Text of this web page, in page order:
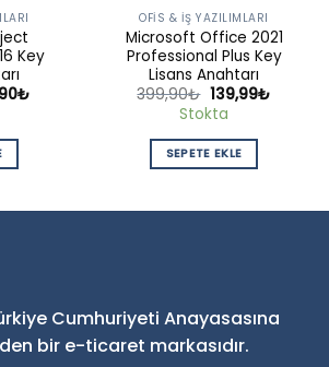
Key
₺
OFIS & İŞ YAZILIMLARI
Microsoft Office 2021
Professional Plus Key
Lisans Anahtarı
399,90₺ Orijinal
fiyat:
399,90₺.
139,99₺Şu
Stokta
SEPETE EKLE
Cumhuriyeti Anayasasına
bir e-ticaret markasıdır.